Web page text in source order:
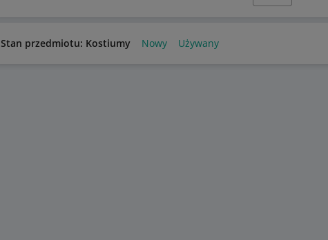
Stan przedmiotu: Kostiumy Nowy Używany